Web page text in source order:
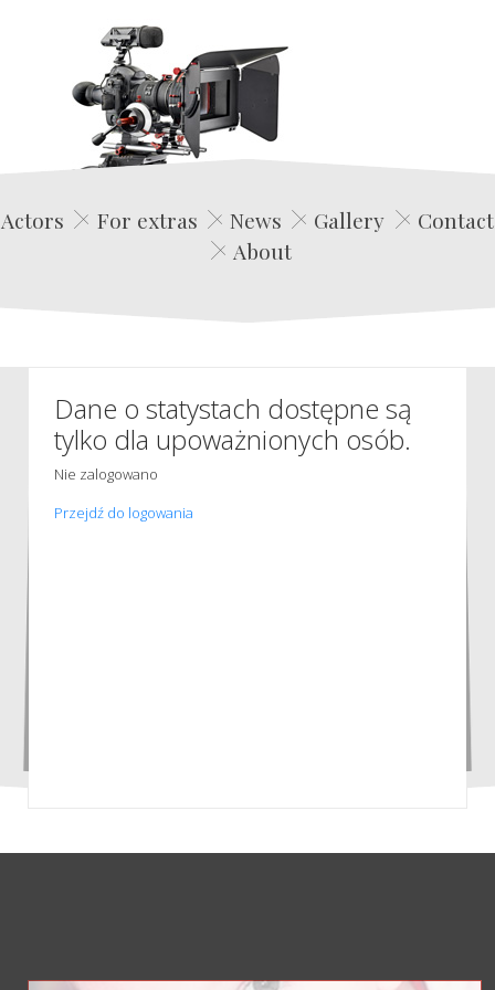
Edwin Film Agencja Aktorska
Actors For extras News Gallery
Contact
About
Dane o statystach dostępne są
tylko dla upoważnionych osób.
Nie zalogowano
Przejdź do logowania